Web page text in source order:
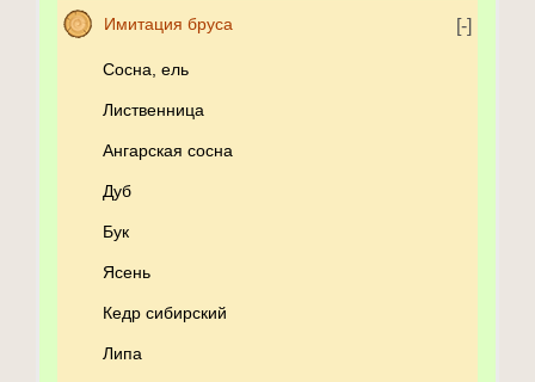
Имитация бруса
Сосна, ель
Лиственница
Ангарская сосна
Дуб
Бук
Ясень
Кедр сибирский
Липа